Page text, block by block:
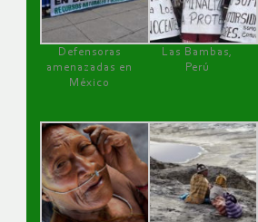
Defensoras
amenazadas en
México
Las Bambas,
Perú